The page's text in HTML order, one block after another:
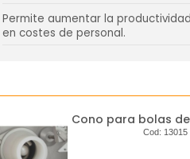
Permite aumentar la
en costes de personal.
Cono para bolas
Cod: 13015